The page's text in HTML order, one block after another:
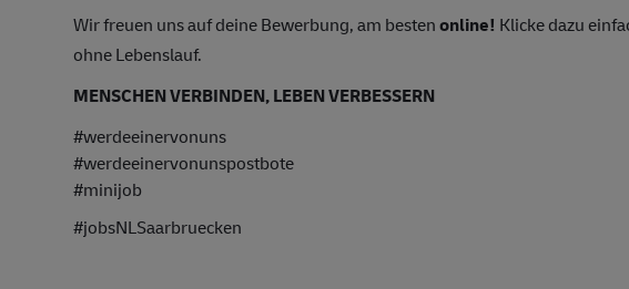
Wir freuen uns auf deine Bewerbung, am bestenonline! Klicke dazu
ohne Lebenslauf.
MENSCHEN VERBINDEN, LEBEN VERBESSERN
#werdeeinervonuns
#werdeeinervonunspostbote
#minijob
#jobsNLSaarbruecken